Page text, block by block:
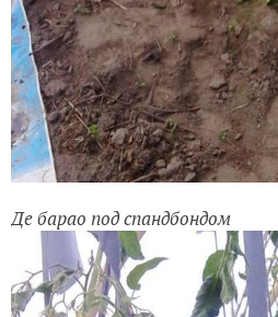
Де барао под спандбондом